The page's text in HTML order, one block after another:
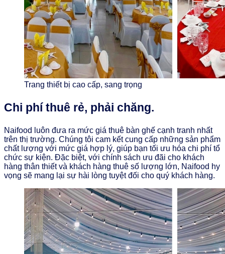
Trang thiết bị cao cấp, sang trọng
Chi phí thuê rẻ, phải chăng.
Naifood luôn đưa ra mức giá thuê bàn ghế cạnh tranh nhất
trên thị trường. Chúng tôi cam kết cung cấp những sản phẩm
chất lượng với mức giá hợp lý, giúp bạn tối ưu hóa chi phí tổ
chức sự kiện. Đặc biệt, với chính sách ưu đãi cho khách
hàng thân thiết và khách hàng thuê số lượng lớn, Naifood hy
vọng sẽ mang lại sự hài lòng tuyệt đối cho quý khách hàng.